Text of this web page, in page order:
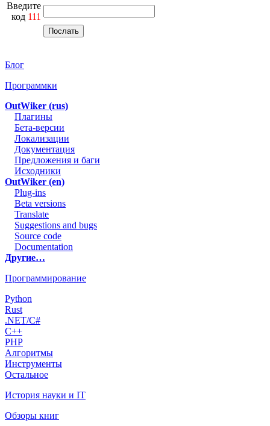
Введите
код 111
Блог
Программки
OutWiker (rus)
Плагины
Бета-версии
Локализации
Документация
Предложения и баги
Исходники
OutWiker (en)
Plug-ins
Beta versions
Translate
Suggestions and bugs
Source code
Documentation
Другие…
Программирование
Python
Rust
.NET/C#
C++
PHP
Алгоритмы
Инструменты
Остальное
История науки и IT
Обзоры книг